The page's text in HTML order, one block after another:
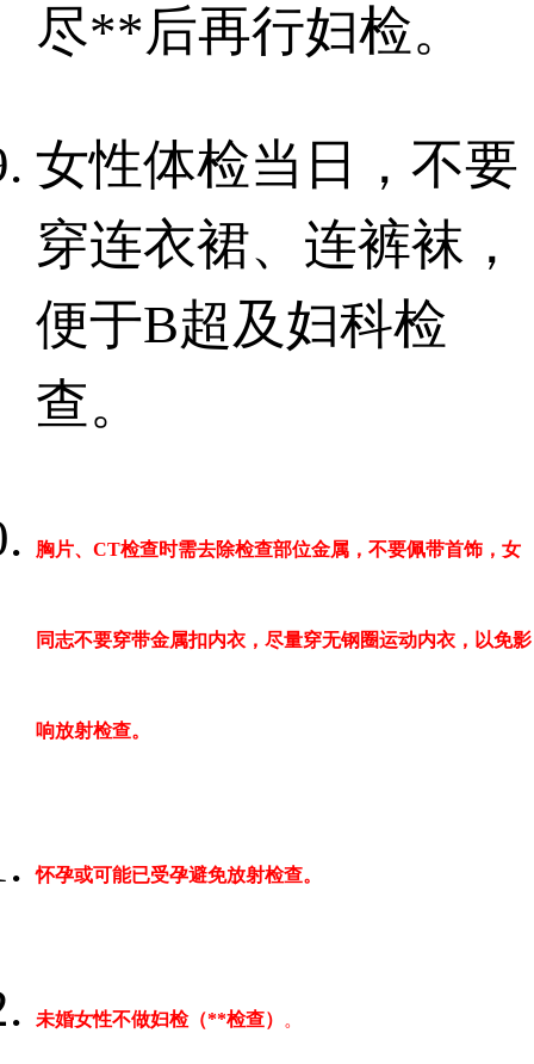
尽**后再行妇检。
女性体检当日，不要
穿连衣裙、连裤袜，
便于B超及妇科检
查。
胸片、 CT检查时需去除检查部位金属，不要佩带首饰，女
同志不要穿带金属扣内衣，尽量穿无钢圈运动内衣，以免影
响放射检查。
怀孕或可能已受孕避免放射检查。
未婚女性不做妇检（**检查） 。